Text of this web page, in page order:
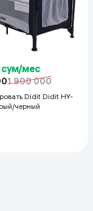
сум/мес
1 900 000
Didit Didit HY-
черный